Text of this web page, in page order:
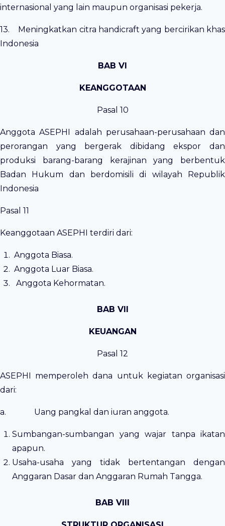
internasional yang lain maupun organisasi pekerja.
13. Meningkatkan citra handicraft yang bercirikan khas
Indonesia
BAB VI
KEANGGOTAAN
Pasal 10
Anggota ASEPHI adalah perusahaan-perusahaan dan
perorangan yang bergerak dibidang ekspor dan
produksi barang-barang kerajinan yang berbentuk
Badan Hukum dan berdomisili di wilayah Republik
Indonesia
Pasal 11
Keanggotaan ASEPHI terdiri dari:
Anggota Biasa.
Anggota Luar Biasa.
Anggota Kehormatan.
BAB VII
KEUANGAN
Pasal 12
ASEPHI memperoleh dana untuk kegiatan organisasi
dari:
a. Uang pangkal dan iuran anggota.
Sumbangan-sumbangan yang wajar tanpa ikatan
apapun.
Usaha-usaha yang tidak bertentangan dengan
Anggaran Dasar dan Anggaran Rumah Tangga.
BAB VIII